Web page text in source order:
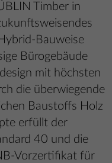
Timber in
Bauweise
Bürogebäude
mit höchsten
die überwiegende
Baustoffs Holz
erfüllt der
40 und die
Vorzertifikat für